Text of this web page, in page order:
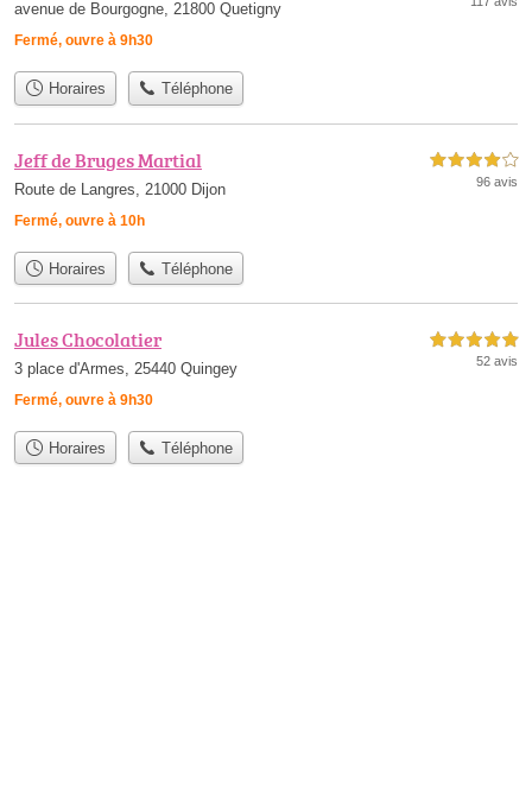
avenue de Bourgogne, 21800 Quetigny
Fermé, ouvre à 9h30
Horaires Téléphone
Jeff de Bruges Martial
Route de Langres, 21000 Dijon
Fermé, ouvre à 10h
4,0 étoiles sur 5
96 avis
Horaires Téléphone
Jules Chocolatier
3 place d'Armes, 25440 Quingey
Fermé, ouvre à 9h30
5,0 étoiles sur 5
52 avis
Horaires Téléphone